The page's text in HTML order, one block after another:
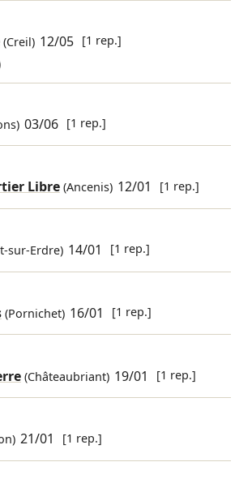
(Creil) 12/05 [1 rep.]
03/06 [1 rep.]
Libre(Ancenis) 12/01 [1 rep.]
sur-Erdre) 14/01 [1 rep.]
(Pornichet) 16/01 [1 rep.]
(Châteaubriant) 19/01 [1 rep.]
21/01 [1 rep.]